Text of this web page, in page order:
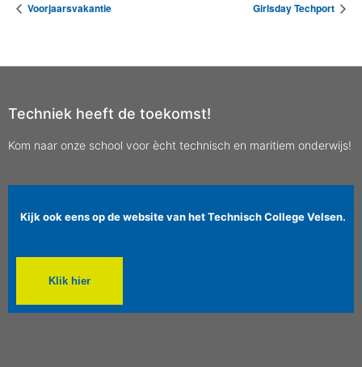
Voorjaarsvakantie Girlsday Techport
Techniek heeft de toekomst!
Kom naar onze school voor ècht technisch en maritiem onderwijs!
Kijk ook eens op de website van het Technisch College Velsen.
Klik hier